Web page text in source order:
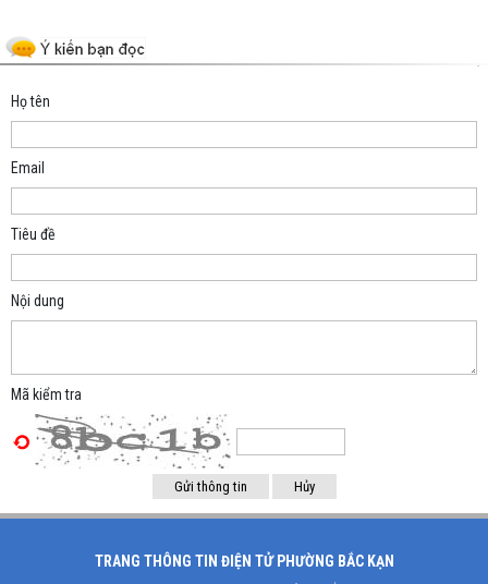
Họ tên
Email
Tiêu đề
Nội dung
Mã kiểm tra
TRANG THÔNG TIN ĐIỆN TỬ PHƯỜNG BẮC KẠN